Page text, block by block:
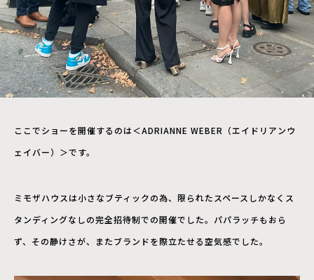
ここでショーを開催するのは＜ADRIANNE WEBER（エイドリアンウ
ェイバー）＞です。
ミモザハウスは小さなブティックの為、限られたスペースしかなくス
タンディングなしの完全招待制での開催でした。パパラッチもおら
ず、その静けさが、またブランドを際立たせる空気感でした。